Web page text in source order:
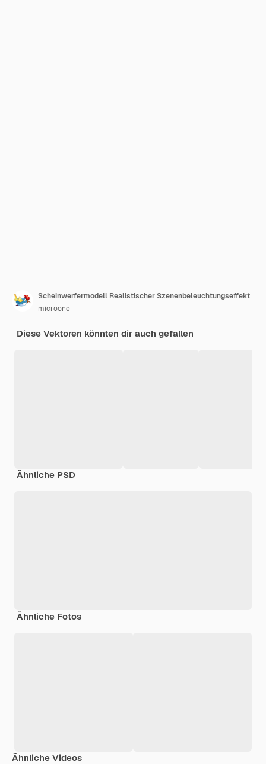
Scheinwerfermodell Realistischer Szenenbeleuchtungseffekt
microone
Diese Vektoren könnten dir auch gefallen
Ähnliche PSD
Ähnliche Fotos
Ähnliche Videos